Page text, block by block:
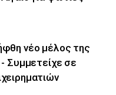
νέο μέλος της
Συμμετείχε σε